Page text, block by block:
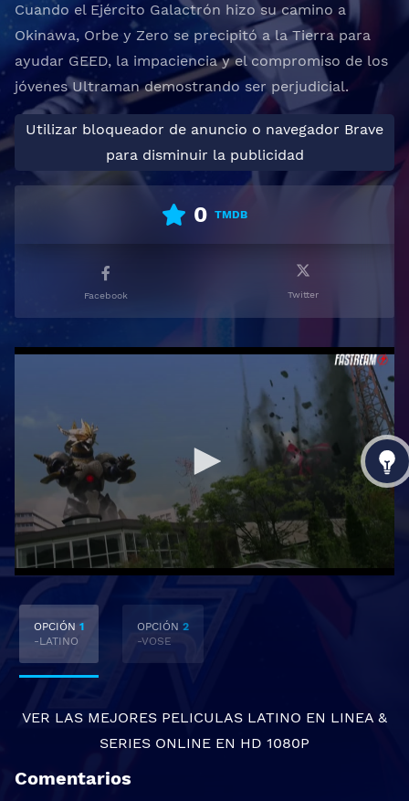
Cuando el Ejército Galactrón hizo su camino a
Okinawa, Orbe y Zero se precipitó a la Tierra para
ayudar GEED, la impaciencia y el compromiso de los
jóvenes Ultraman demostrando ser perjudicial.
Utilizar bloqueador de anuncio o navegador Brave
para disminuir la publicidad
0 TMDB
Facebook Twitter
OPCIÓN 1
-LATINO
OPCIÓN 2
-VOSE
VER LAS MEJORES PELICULAS LATINO EN LINEA &
SERIES ONLINE EN HD 1080P
Comentarios